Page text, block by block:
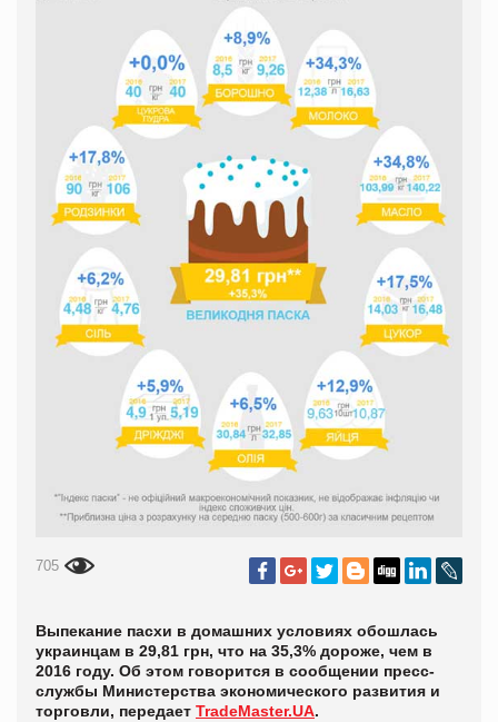
705
Выпекание пасхи в домашних условиях обошлась
украинцам в 29,81 грн, что на 35,3% дороже, чем в
2016 году. Об этом говорится в сообщении пресс-
службы Министерства экономического развития и
торговли, передает TradeMaster.UA.